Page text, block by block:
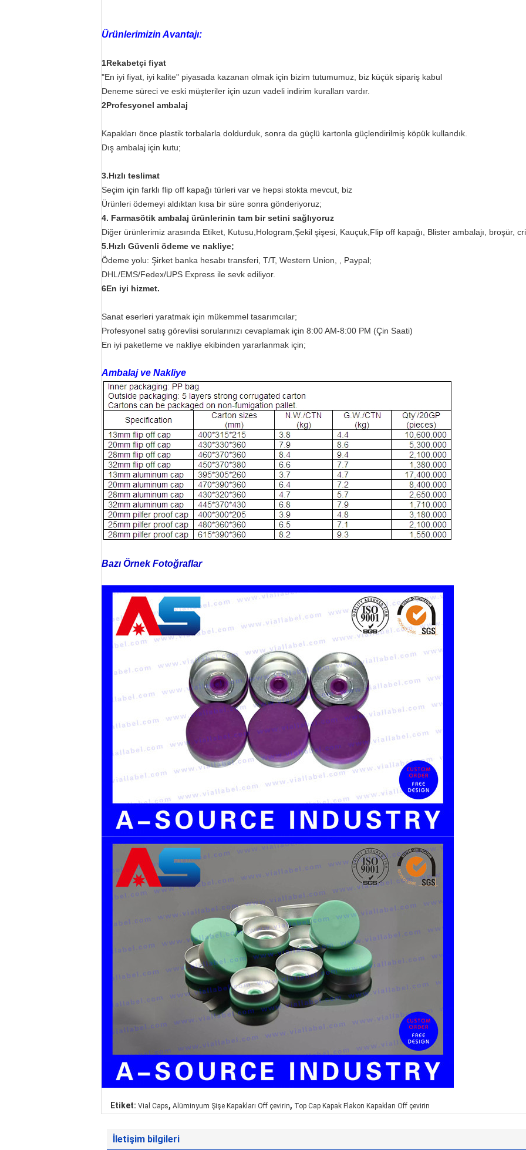
Ürünlerimizin Avantajı:
1Rekabetçi fiyat
"En iyi fiyat, iyi kalite" piyasada kazanan olmak için bizim tutumumuz, biz küçük sipariş kabul
Deneme süreci ve eski müşteriler için uzun vadeli indirim kuralları vardır.
2Profesyonel ambalaj
Kapakları önce plastik torbalarla doldurduk, sonra da güçlü kartonla güçlendirilmiş köpük kullandık.
Dış ambalaj için kutu;
3.Hızlı teslimat
Seçim için farklı flip off kapağı türleri var ve hepsi stokta mevcut, biz
Ürünleri ödemeyi aldıktan kısa bir süre sonra gönderiyoruz;
4. Farmasötik ambalaj ürünlerinin tam bir setini sağlıyoruz
Diğer ürünlerimiz arasında Etiket, Kutusu,Hologram,Şekil şişesi, Kauçuk,Flip off kapağı, Blister ambalajı, broşür,
5.Hızlı Güvenli ödeme ve nakliye;
Ödeme yolu: Şirket banka hesabı transferi, T/T, Western Union, , Paypal;
DHL/EMS/Fedex/UPS Express ile sevk ediliyor.
6En iyi hizmet.
Sanat eserleri yaratmak için mükemmel tasarımcılar;
Profesyonel satış görevlisi sorularınızı cevaplamak için 8:00 AM-8:00 PM (Çin Saati)
En iyi paketleme ve nakliye ekibinden yararlanmak için;
Ambalaj ve Nakliye
Bazı Örnek Fotoğraflar
Etiket: Vial Caps, Alüminyum Şişe Kapakları Off çevirin, Top Cap Kapak Flakon Kapakları Off çevirin
İletişim bilgileri